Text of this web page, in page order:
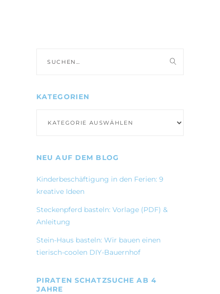
nach:
KATEGORIEN
NEU AUF DEM BLOG
Kinderbeschäftigung in den Ferien: 9
kreative Ideen
Steckenpferd basteln: Vorlage (PDF) &
Anleitung
Stein-Haus basteln: Wir bauen einen
tierisch-coolen DIY-Bauernhof
PIRATEN SCHATZSUCHE AB 4
JAHRE